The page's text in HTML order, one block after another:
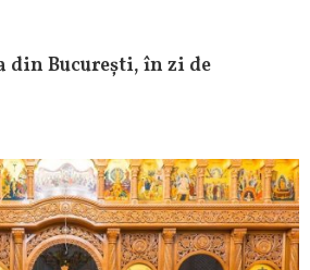
din București, în zi de